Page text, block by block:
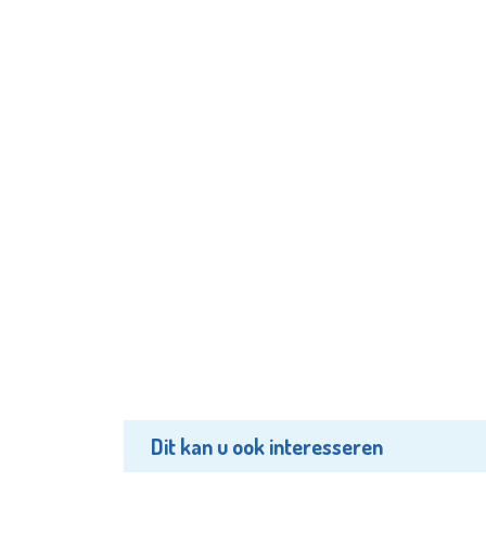
Dit kan u ook interesseren